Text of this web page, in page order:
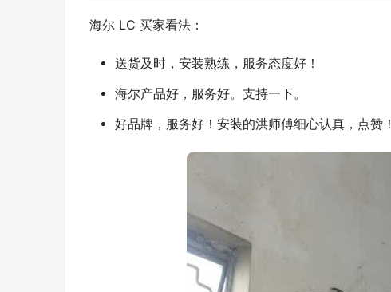
海尔 LC 买家看法：
送货及时，安装熟练，服务态度好！
海尔产品好，服务好。支持一下。
好品牌，服务好！安装的洪师傅细心认真，点赞！